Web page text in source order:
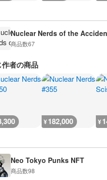
Nuclear Nerds of the
商品数67
作者の商品
¥182,000 ¥
Neo Tokyo Punks NFT
商品数98